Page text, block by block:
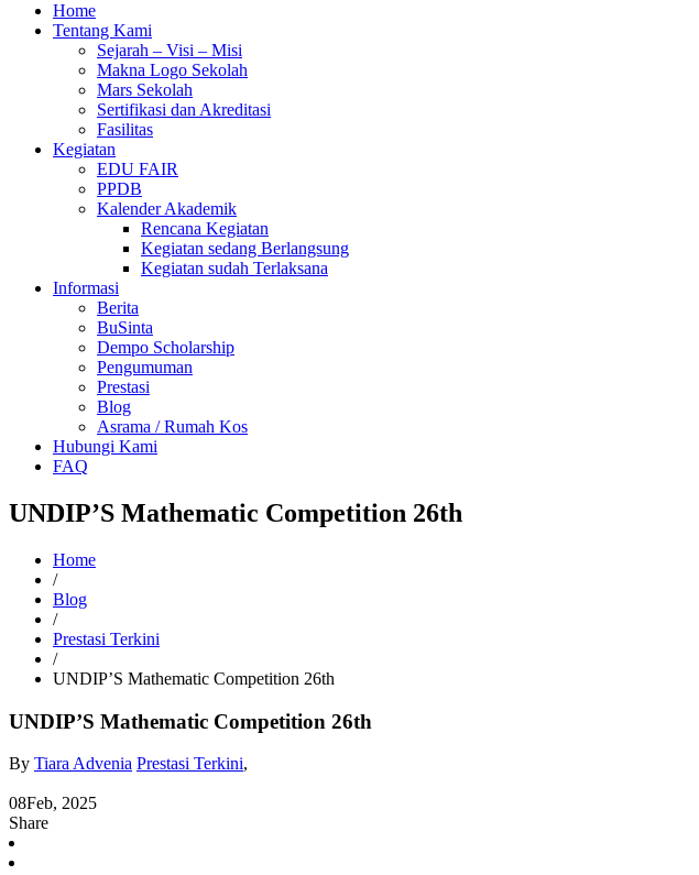
Home
Tentang Kami
Sejarah – Visi – Misi
Makna Logo Sekolah
Mars Sekolah
Sertifikasi dan Akreditasi
Fasilitas
Kegiatan
EDU FAIR
PPDB
Kalender Akademik
Rencana Kegiatan
Kegiatan sedang Berlangsung
Kegiatan sudah Terlaksana
Informasi
Berita
BuSinta
Dempo Scholarship
Pengumuman
Prestasi
Blog
Asrama / Rumah Kos
Hubungi Kami
FAQ
UNDIP’S Mathematic Competition 26th
Home
/
Blog
/
Prestasi Terkini
/
UNDIP’S Mathematic Competition 26th
UNDIP’S Mathematic Competition 26th
By Tiara Advenia Prestasi Terkini,
08Feb, 2025
Share